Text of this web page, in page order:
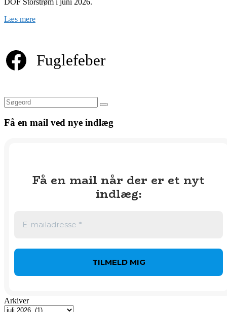
DOF Storstrøm i juni 2026.
Læs mere
Fuglefeber
Søg
Få en mail ved nye indlæg
Få en mail når der er et nyt
indlæg:
Arkiver